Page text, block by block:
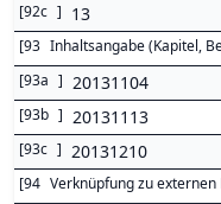
[92c ] 13
[93 Inhaltsangabe (Kapitel,
[93a ] 20131104
[93b ] 20131113
[93c ] 20131210
[94 Verknüpfung zu externen